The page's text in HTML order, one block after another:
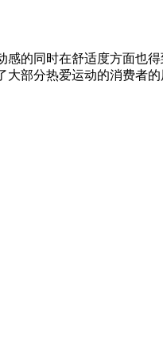
的同时在舒适度方面也
部分热爱运动的消费者